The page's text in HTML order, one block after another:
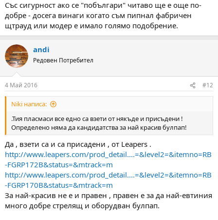
Със сигурност ако се "побългари" читаво ще е още по-
добре - досега винаги когато съм пипнал фабричен
щтрауд или модер е имало голямо подобрение.
andi
Редовен Потребител
4 Май 2016 #12
Niki написа:
.Тия пласмаси все едно са взети от някъде и присъдени !
Определено няма да кандидатства за най красив булпап!
Да , взети са и са присадени , от Leapers .
http://www.leapers.com/prod_detail....=&level2=&itemno=RB
-FGRP172B&status=&mtrack=m
http://www.leapers.com/prod_detail....=&level2=&itemno=RB
-FGRP170B&status=&mtrack=m
За най-красив не е и правен , правен е за да най-евтиния
много добре стрелящ и оборудван булпап.